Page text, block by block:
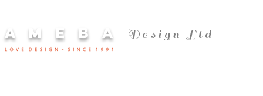
​A M E B A Design Ltd